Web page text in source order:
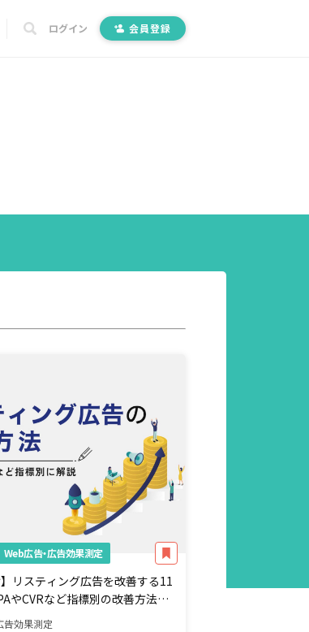
ログイン 会員登録
Web広告・広告効果測定
】リスティング広告を改善する11
やCVRなど指標別の改善方法を
告効果測定